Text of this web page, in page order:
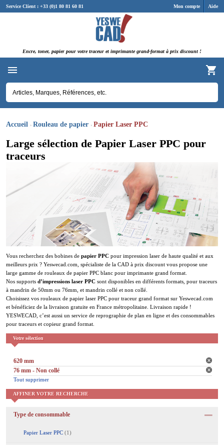
Mon compte Aide
Service Client : +33 (0)1 80 81 60 81
Encre, toner, papier pour votre traceur et imprimante grand-format à prix discount !
Accueil Rouleau de papier Papier Laser PPC
Large sélection de Papier Laser PPC pour
traceurs
Vous recherchez des bobines de papier PPC pour impression laser de haute qualité et aux
meilleurs prix ? Yeswecad.com, spécialiste de la CAD à prix discount vous propose une
large gamme de rouleaux de papier PPC blanc pour imprimante grand format.
Nos supports d’impressions laser PPC sont disponibles en différents formats, pour traceurs
à mandrin de 50mm ou 76mm, et mandrin collé et non collé.
Choisissez vos rouleaux de papier laser PPC pour traceur grand format sur Yeswecad.com
et bénéficiez de la livraison gratuite en France métropolitaine. Livraison rapide !
YESWECAD, c’est aussi un service de reprographie de plan en ligne et des consommables
pour traceurs et copieur grand format.
Votre sélection
620 mm
76 mm - Non collé
Tout supprimer
AFFINER VOTRE RECHERCHE
Type de consommable
Papier Laser PPC (1)
Panneau de gestion des cookies